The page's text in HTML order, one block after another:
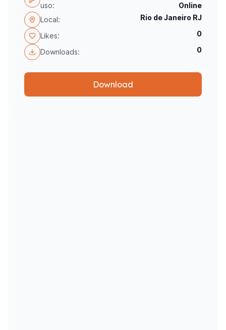
uso:
Online
Local:
Rio de Janeiro RJ
Likes: 0
Downloads: 0
Download